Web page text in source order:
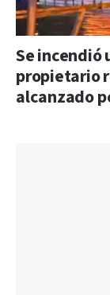
Se incendió
propietario
alcanzado